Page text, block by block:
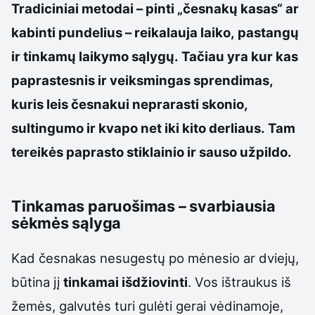
Tradiciniai metodai – pinti „česnakų kasas“ ar
kabinti pundelius – reikalauja laiko, pastangų
ir tinkamų laikymo sąlygų. Tačiau yra kur kas
paprastesnis ir veiksmingas sprendimas,
kuris leis česnakui neprarasti skonio,
sultingumo ir kvapo net iki kito derliaus. Tam
tereikės paprasto stiklainio ir sauso užpildo.
Tinkamas paruošimas – svarbiausia
sėkmės sąlyga
Kad česnakas nesugestų po mėnesio ar dviejų,
būtina jį tinkamai išdžiovinti. Vos ištraukus iš
žemės, galvutės turi gulėti gerai vėdinamoje,